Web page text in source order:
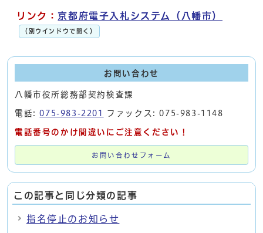
リンク：京都府電子入札システム（八幡市）
（別ウインドウで開く）
お問い合わせ
八幡市役所総務部契約検査課
電話:075-983-2201 ファックス: 075-983-1148
電話番号のかけ間違いにご注意ください！
お問い合わせフォーム
この記事と同じ分類の記事
指名停止のお知らせ